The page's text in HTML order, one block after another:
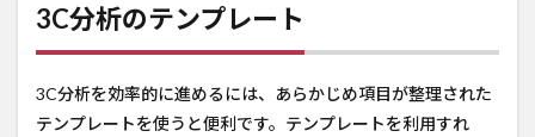
3C分析のテンプレート
3C分析を効率的に進めるには、あらかじめ項目が整理された
テンプレートを使うと便利です。テンプレートを利用すれ